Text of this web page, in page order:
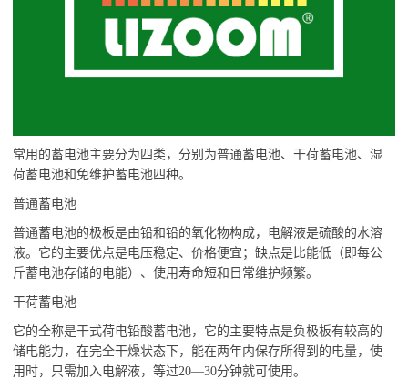
常用的蓄电池主要分为四类，分别为普通蓄电池、干荷蓄电池、湿
荷蓄电池和免维护蓄电池四种。
普通蓄电池
普通蓄电池的极板是由铅和铅的氧化物构成，电解液是硫酸的水溶
液。它的主要优点是电压稳定、价格便宜；缺点是比能低（即每公
斤蓄电池存储的电能）、使用寿命短和日常维护频繁。
干荷蓄电池
它的全称是干式荷电铅酸蓄电池，它的主要特点是负极板有较高的
储电能力，在完全干燥状态下，能在两年内保存所得到的电量，使
用时，只需加入电解液，等过20—30分钟就可使用。